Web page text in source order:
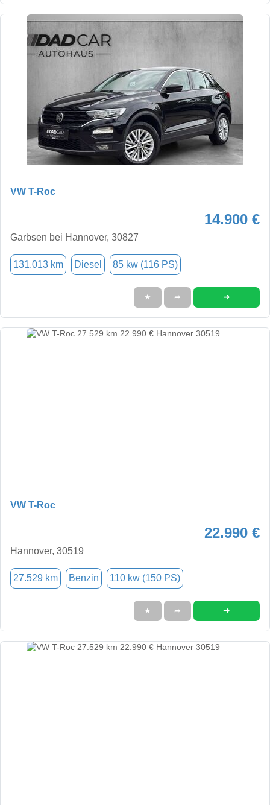
VW T-Roc
14.900 €
Garbsen bei Hannover, 30827
131.013 km Diesel 85 kw (116 PS)
★ ➦ ➜
VW T-Roc
22.990 €
Hannover, 30519
27.529 km Benzin 110 kw (150 PS)
★ ➦ ➜